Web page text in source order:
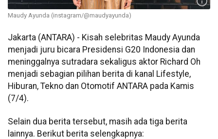
Maudy Ayunda (instagram/@maudyayunda)
Jakarta (ANTARA) - Kisah selebritas Maudy Ayunda
menjadi juru bicara Presidensi G20 Indonesia dan
meninggalnya sutradara sekaligus aktor Richard Oh
menjadi sebagian pilihan berita di kanal Lifestyle,
Hiburan, Tekno dan Otomotif ANTARA pada Kamis
(7/4).
Selain dua berita tersebut, masih ada tiga berita
lainnya. Berikut berita selengkapnya: